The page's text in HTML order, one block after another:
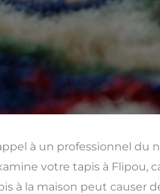
à un professionnel du
votre tapis à Flipou,
à la maison peut causer